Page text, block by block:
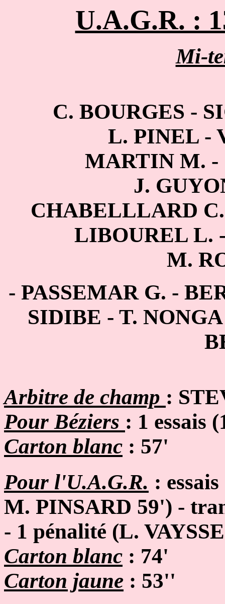
U.A.G.R. :
Mi-
C. BOURGES -
L. PINEL -
MARTIN M. -
J.
CHABELLLARD C
LIBOUREL L.
M.
- PASSEMAR G. -
SIDIBE - T.
Arbitre de champ :
Pour Béziers : 1 essais
Carton blanc : 57'
Pour l'U.A.G.R. : essais
M. PINSARD 59') - t
- 1 pénalité (L.
Carton blanc : 74'
Carton jaune : 53''